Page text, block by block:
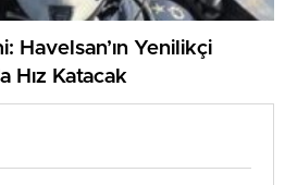
Havelsan’ın Yenilikçi
Hız Katacak